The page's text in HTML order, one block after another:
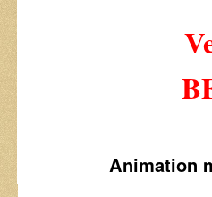
Animation